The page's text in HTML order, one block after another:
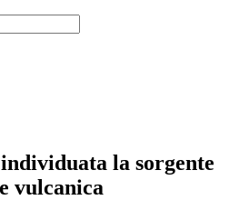
la sorgente
vulcanica